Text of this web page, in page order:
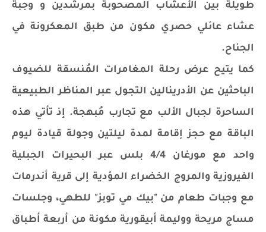
طويلة بين الأعشاب المصحوبة بمرشدين و وجبة
عشاء عائلي حصري مكون من طبق المعكرونة في
الجناح.
كما يتيح عرض رحلة المغامرات المُنسقة للضيوف
الباحثين عن الأدرينالين التجول عبر المناظر الطبيعية
الساحرة لجبال الألب مع تجارب مُبهجة. إذ تأتي هذه
الباقة مع حجز إقامة لمدة ليلتين وجولة قيادة ليوم
واحد مع مورغان 4/4 بلس عبر البحيرات الجبلية
الفيروزية والمروج الخضراء المؤدية إلى قرية أندرمات
مع وجبات طعام من "بيك مي توبز" للطهي، وجلسات
مساج مريحة ووليمة أبيقورية مكونة من أربعة أطباق